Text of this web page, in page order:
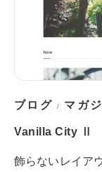
ブログ / マガ
Vanilla City Ⅱ
飾らないレイア